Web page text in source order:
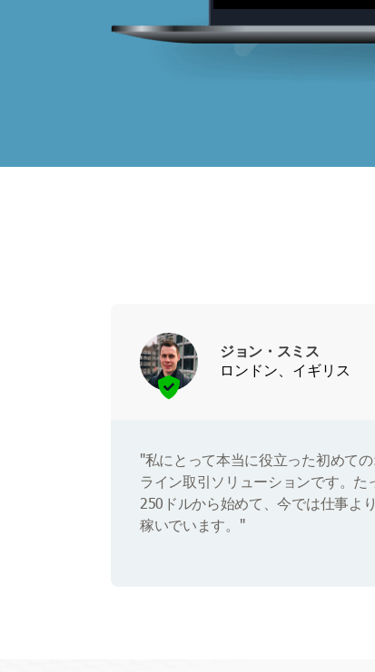
ジョン・スミス
ロンドン、イギリス
"私にとって本当に役立った初めて
ライン取引ソリューションです。た
250ドルから始めて、今では仕事よ
稼いでいます。"